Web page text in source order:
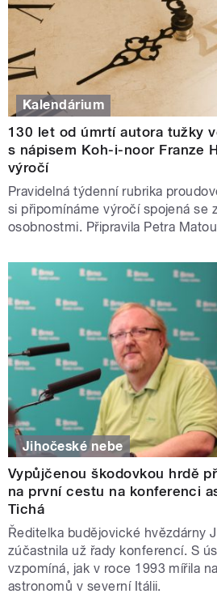
Kalendárium
130 let od úmrtí autora tužky
s nápisem Koh-i-noor Franze
výročí
Pravidelná týdenní rubrika
si připomínáme výročí spojená se
osobnostmi. Připravila Petra
Jihočeské nebe
Vypůjčenou škodovkou hrdě
na první cestu na konferenci
Tichá
Ředitelka budějovické hvězdárny
zúčastnila už řady konferencí. S
vzpomíná, jak v roce 1993 mířila
astronomů v severní Itálii.